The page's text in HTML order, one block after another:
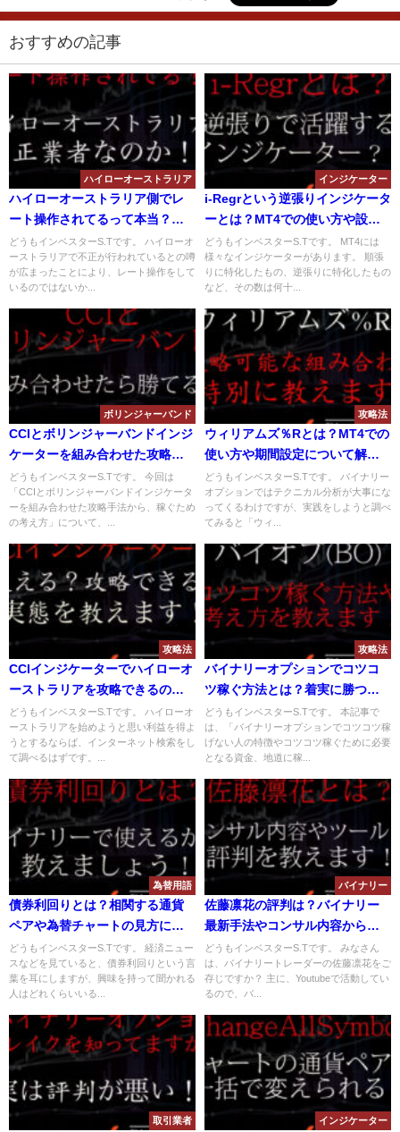
おすすめの記事
ハイローオーストラリア
ハイローオーストラリア側でレ
ート操作されてるって本当？ハ
イローオーストラリアは不正を
行っているのか？
どうもインベスターS.Tです。 ハイローオ
ーストラリアで不正が行われているとの噂
が広まったことにより、レート操作をして
いるのではないか...
インジケーター
i-Regrという逆張りインジケータ
ーとは？MT4での使い方や設定
を解説！EA化も進んでる？
どうもインベスターS.Tです。 MT4には
様々なインジケーターがあります。 順張
りに特化したもの、逆張りに特化したもの
など、その数は何十...
ボリンジャーバンド
CCIとボリンジャーバンドインジ
ケーターを組み合わせた攻略手
法とは？バイナリー取引で稼げ
る手法を解説！
どうもインベスターS.Tです。 今回は
「CCIとボリンジャーバンドインジケータ
ーを組み合わせた攻略手法から、稼ぐため
の考え方」について、...
攻略法
ウィリアムズ％Rとは？MT4での
使い方や期間設定について解
説！攻略可能な組み合わせと
は？
どうもインベスターS.Tです。 バイナリー
オプションではテクニカル分析が大事にな
ってくるわけですが、実践をしようと調べ
てみると「ウィ...
攻略法
CCIインジケーターでハイローオ
ーストラリアを攻略できるの
か？攻略法と注意点を解説！
どうもインベスターS.Tです。 ハイローオ
ーストラリアを始めようと思い利益を得よ
うとするならば、インターネット検索をし
て調べるはずです。...
攻略法
バイナリーオプションでコツコ
ツ稼ぐ方法とは？着実に勝つ手
法や考え方を解説！
どうもインベスターS.Tです。 本記事で
は、「バイナリーオプションでコツコツ稼
げない人の特徴やコツコツ稼ぐために必要
となる資金、地道に稼...
為替用語
債券利回りとは？相関する通貨
ペアや為替チャートの見方につ
いて解説！バイナリーで使える
のか？
どうもインベスターS.Tです。 経済ニュー
スなどを見ていると、債券利回りという言
葉を耳にしますが、興味を持って聞かれる
人はどれくらいいる...
バイナリー
佐藤凛花の評判は？バイナリー
最新手法やコンサル内容からツ
ールについて解説！
どうもインベスターS.Tです。 みなさん
は、バイナリートレーダーの佐藤凛花をご
存じですか？ 主に、Youtubeで活動してい
るので、バ...
取引業者 インジケーター